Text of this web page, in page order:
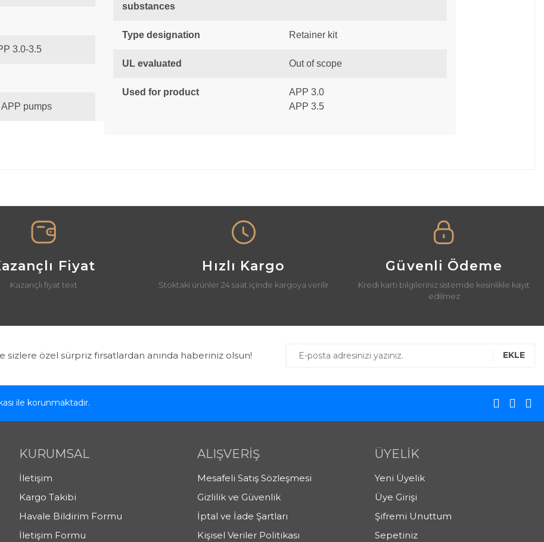
3.0-3.5
pumps
substances
Type designation Retainer kit
UL evaluated Out of scope
Used for product
APP 3.0
APP 3.5
Fiyat
Kazançlı fiyat text
Hızlı Kargo
Stoktaki ürünler 24 saat içinde kargoya verilir
Güvenli Ödeme
Kredi kartı bilgileriniz sistemde kesinlikle kayıt
edilmez
özel sürpriz fırsatlardan anında haberiniz olsun! EKLE
ile korunmaktadır.
KURUMSAL
İletişim
Kargo Takibi
Havale Bildirim Formu
İletişim Formu
ALIŞVERİŞ
Mesafeli Satış Sözleşmesi
Gizlilik ve Güvenlik
İptal ve İade Şartları
Kişisel Veriler Politikası
ÜYELİK
Yeni Üyelik
Üye Girişi
Şifremi Unuttum
Sepetiniz